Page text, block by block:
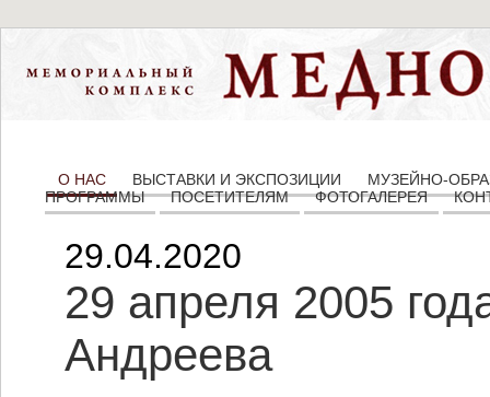
О НАС ВЫСТАВКИ И ЭКСПОЗИЦИИ
МУЗЕЙНО-
ПРОГРАММЫ
ПОСЕТИТЕЛЯМ ФОТОГАЛЕРЕЯ
29.04.2020
29 апреля 2005
Андреева